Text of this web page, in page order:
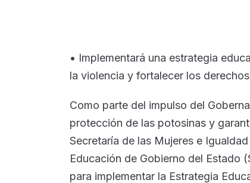
• Implementará una estrategia
la violencia y fortalecer los
Como parte del impulso del
protección de las potosinas y
Secretaría de las Mujeres e
Educación de Gobierno del Estado
para implementar la Estrategia